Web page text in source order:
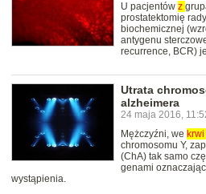
U pacjentów z
prostatektomię
biochemicznej
antygenu
recurrence, BCR)
Utrata
alzheimera
24 maja 2016,
Mężczyźni, we krwi
chromosomu Y,
(ChA) tak samo
genami
wystąpienia.